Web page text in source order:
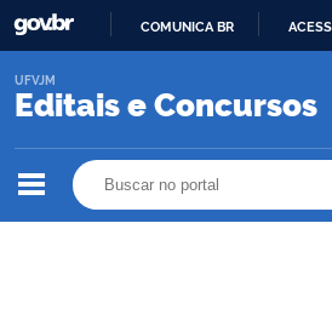
O
COMUNICA BR
Editais e Concursos
UFVJM